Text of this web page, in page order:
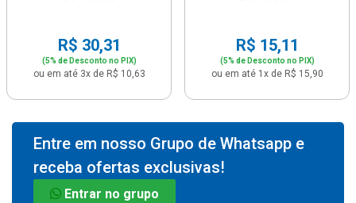
R$ 30,31
(5% de Desconto no PIX)
ou em até 3x de R$ 10,63
R$ 15,11
(5% de Desconto no PIX)
ou em até 1x de R$ 15,90
Entre em nosso Grupo de Whatsapp e
receba ofertas exclusivas!
Entrar no grupo